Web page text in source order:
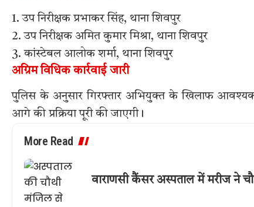
1. उप निरीक्षक प्रभाकर सिंह, थाना शिवपुर
2. उप निरीक्षक अमित कुमार मिश्रा, थाना शिवपुर
3. कांस्टेबल आलोक शर्मा, थाना शिवपुर
अग्रिम विधिक कार्रवाई जारी
पुलिस के अनुसार गिरफ्तार अभियुक्त के खिलाफ आवश्यक
आगे की प्रक्रिया पूरी की जाएगी।
More Read
वाराणसी कैंसर अस्पताल में मरीज ने